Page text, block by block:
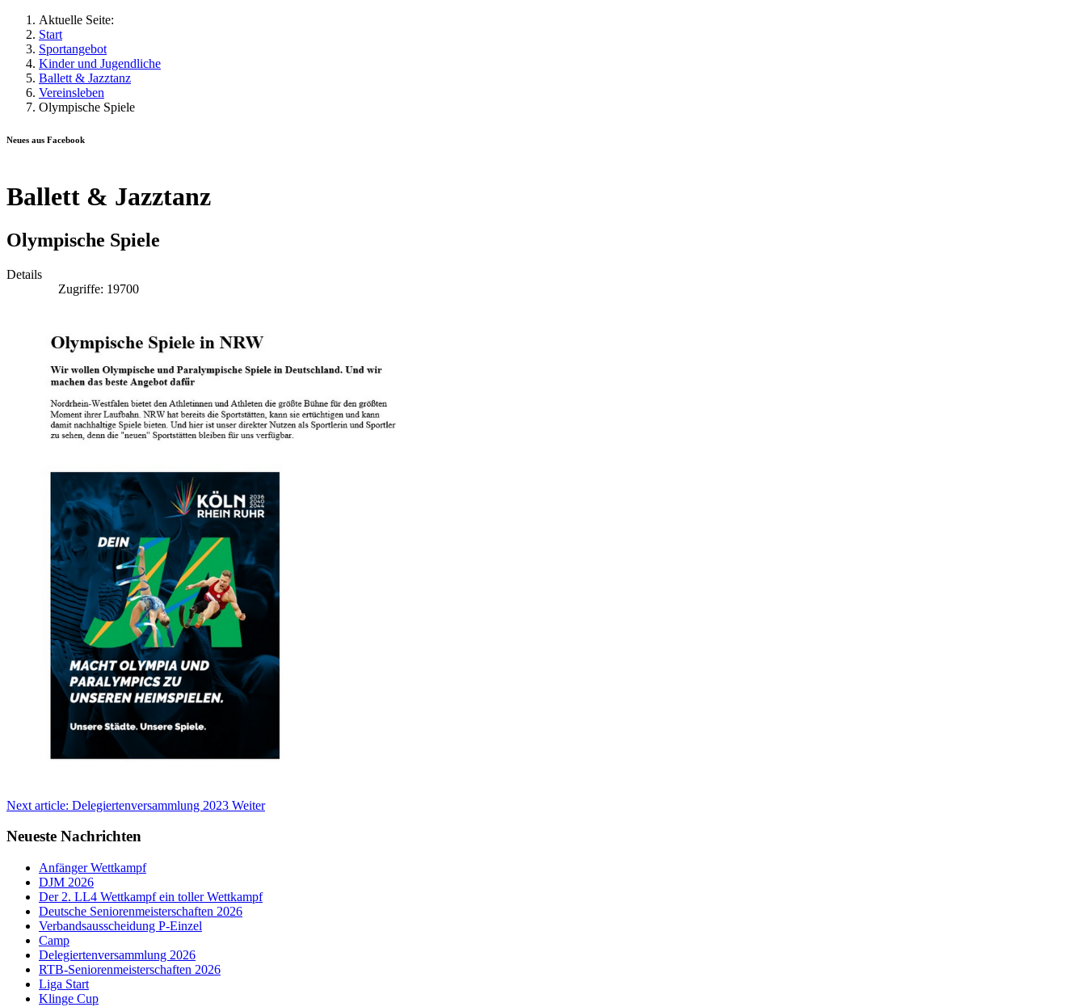
Aktuelle Seite:
Start
Sportangebot
Kinder und Jugendliche
Ballett & Jazztanz
Vereinsleben
Olympische Spiele
Neues aus Facebook
Ballett & Jazztanz
Olympische Spiele
Details
Zugriffe: 19700
Next article: Delegiertenversammlung 2023 Weiter
Neueste Nachrichten
Anfänger Wettkampf
DJM 2026
Der 2. LL4 Wettkampf ein toller Wettkampf
Deutsche Seniorenmeisterschaften 2026
Verbandsausscheidung P-Einzel
Camp
Delegiertenversammlung 2026
RTB-Seniorenmeisterschaften 2026
Liga Start
Klinge Cup